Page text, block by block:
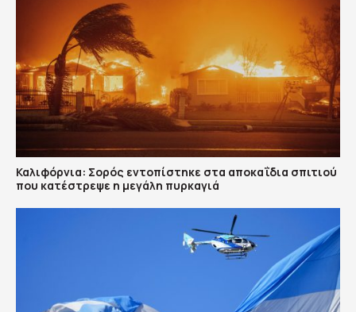
Καλιφόρνια: Σορός εντοπίστηκε στα αποκαΐδια σπιτιού
που κατέστρεψε η μεγάλη πυρκαγιά